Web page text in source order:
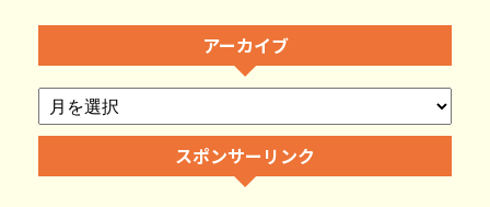
アーカイブ
スポンサーリンク